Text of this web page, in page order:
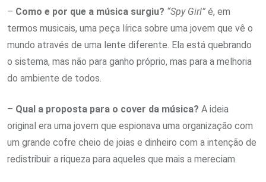
– Como e por que a música surgiu? “Spy Girl” é, em
termos musicais, uma peça lírica sobre uma jovem que vê o
mundo através de uma lente diferente. Ela está quebrando
o sistema, mas não para ganho próprio, mas para a melhoria
do ambiente de todos.
– Qual a proposta para o cover da música? A ideia
original era uma jovem que espionava uma organização com
um grande cofre cheio de joias e dinheiro com a intenção de
redistribuir a riqueza para aqueles que mais a mereciam.